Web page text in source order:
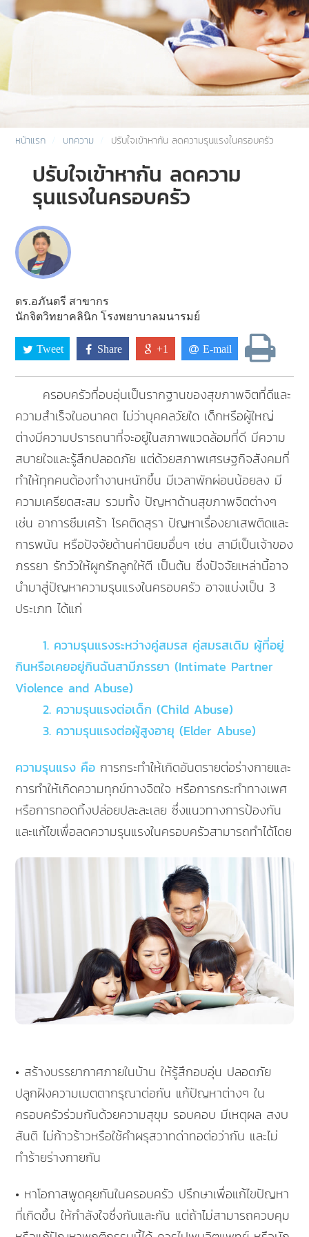
หน้าแรก บทความ ปรับใจเข้าหากัน ลดความรุนแรงในครอบครัว
ปรับใจเข้าหากัน ลดความ
รุนแรงในครอบครัว
ดร.อภันตรี สาขากร
นักจิตวิทยาคลินิก โรงพยาบาลมนารมย์
Tweet Share +1 E-mail
ครอบครัวที่อบอุ่นเป็นรากฐานของสุขภาพจิตที่ดีและ
ความสำเร็จในอนาคต ไม่ว่าบุคคลวัยใด เด็กหรือผู้ใหญ่
ต่างมีความปรารถนาที่จะอยู่ในสภาพแวดล้อมที่ดี มีความ
สบายใจและรู้สึกปลอดภัย แต่ด้วยสภาพเศรษฐกิจสังคมที่
ทำให้ทุกคนต้องทำงานหนักขึ้น มีเวลาพักผ่อนน้อยลง มี
ความเครียดสะสม รวมทั้ง ปัญหาด้านสุขภาพจิตต่างๆ
เช่น อาการซึมเศร้า โรคติดสุรา ปัญหาเรื่องยาเสพติดและ
การพนัน หรือปัจจัยด้านค่านิยมอื่นๆ เช่น สามีเป็นเจ้าของ
ภรรยา รักวัวให้ผูกรักลูกให้ตี เป็นต้น ซึ่งปัจจัยเหล่านี้อาจ
นำมาสู่ปัญหาความรุนแรงในครอบครัว อาจแบ่งเป็น 3
ประเภท ได้แก่
1. ความรุนแรงระหว่างคู่สมรส คู่สมรสเดิม ผู้ที่อยู่
กินหรือเคยอยู่กินฉันสามีภรรยา (Intimate Partner
Violence and Abuse)
2. ความรุนแรงต่อเด็ก (Child Abuse)
3. ความรุนแรงต่อผู้สูงอายุ (Elder Abuse)
ความรุนแรง คือ การกระทำให้เกิดอันตรายต่อร่างกายและ
การทำให้เกิดความทุกข์ทางจิตใจ หรือการกระทำทางเพศ
หรือการทอดทิ้งปล่อยปละละเลย ซึ่งแนวทางการป้องกัน
และแก้ไขเพื่อลดความรุนแรงในครอบครัวสามารถทำได้โดย
• สร้างบรรยากาศภายในบ้าน ให้รู้สึกอบอุ่น ปลอดภัย
ปลูกฝังความเมตตากรุณาต่อกัน แก้ปัญหาต่างๆ ใน
ครอบครัวร่วมกันด้วยความสุขุม รอบคอบ มีเหตุผล สงบ
สันติ ไม่ก้าวร้าวหรือใช้คำผรุสวาทด่าทอต่อว่ากัน และไม่
ทำร้ายร่างกายกัน
• หาโอกาสพูดคุยกันในครอบครัว ปรึกษาเพื่อแก้ไขปัญหา
ที่เกิดขึ้น ให้กำลังใจซึ่งกันและกัน แต่ถ้าไม่สามารถควบคุม